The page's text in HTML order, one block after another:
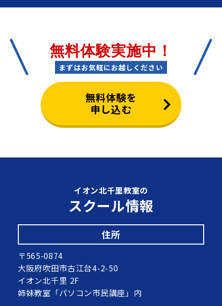
無料体験実施中！
まずはお気軽にお越しください
無料体験を
申し込む
イオン北千里教室の
スクール情報
住所
〒565-0874
大阪府吹田市古江台4-2-50
イオン北千里 2F
姉妹教室「パソコン市民講座」内